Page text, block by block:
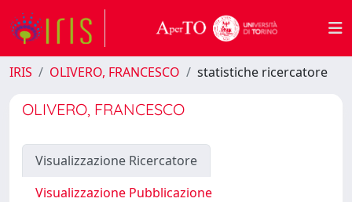
IRIS OLIVERO, FRANCESCO statistiche ricercatore
OLIVERO, FRANCESCO
Visualizzazione Ricercatore
Visualizzazione Pubblicazione